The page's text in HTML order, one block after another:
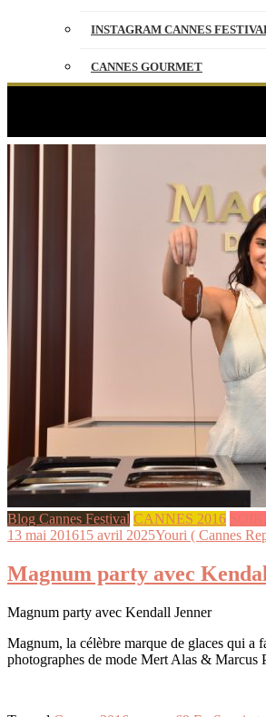
INSTAGRAM CANNES
CANNES GOURMET
Blog Cannes Festival CANNES 2016
13 mai 201615 avril 2025Youri ( Cannes
Magnum party avec
Magnum party avec Kendall Jenner
Magnum, la célèbre marque de glaces qui a
photographes de mode Mert Alas & Marcus